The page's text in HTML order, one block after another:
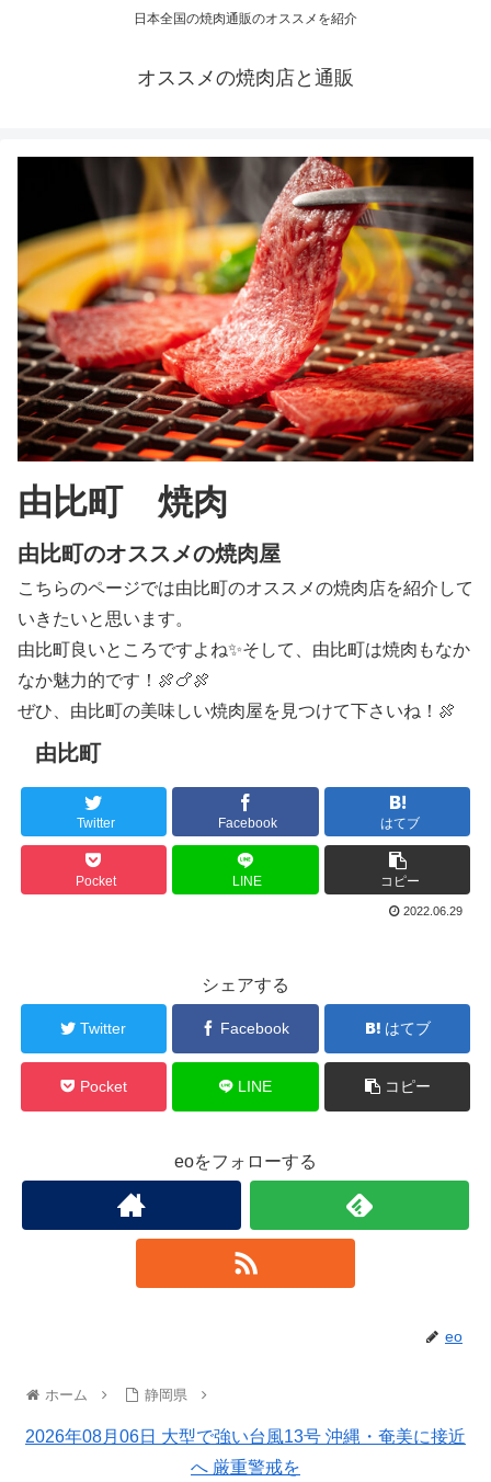
日本全国の焼肉通販のオススメを紹介
オススメの焼肉店と通販
由比町 焼肉
由比町のオススメの焼肉屋
こちらのページでは由比町のオススメの焼肉店を紹介して
いきたいと思います。
由比町良いところですよね✨そして、由比町は焼肉もなか
なか魅力的です！🍖🍗🍖
ぜひ、由比町の美味しい焼肉屋を見つけて下さいね！🍖
由比町
Twitter Facebook はてブ
Pocket LINE コピー
2022.06.29
シェアする
Twitter Facebook はてブ
Pocket LINE コピー
eoをフォローする
eo
ホーム 静岡県
2026年08月06日 大型で強い台風13号 沖縄・奄美に接近
へ 厳重警戒を